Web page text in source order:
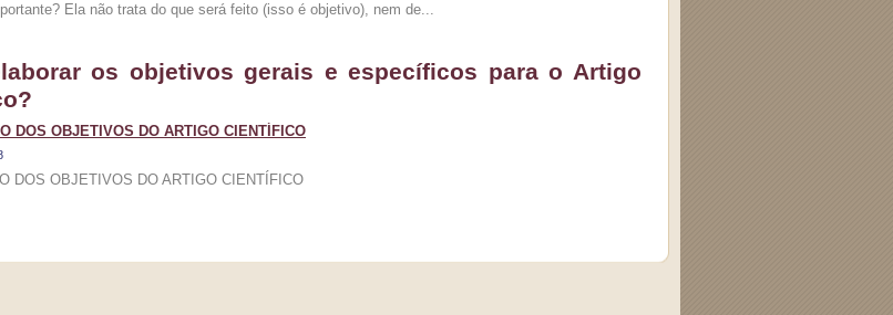
Ela não trata do que será feito (isso é objetivo), nem de...
os objetivos gerais e específicos para o Artigo
DOS OBJETIVOS DO ARTIGO CIENTÍFICO
DOS OBJETIVOS DO ARTIGO CIENTÍFICO